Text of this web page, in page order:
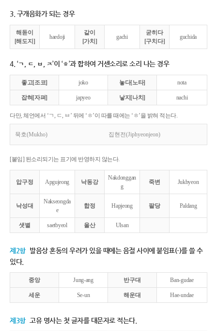
3. 구개음화가 되는 경우
해돋이
[해도지]
haedoji
같이
[가치]
gachi
굳히다
[구치다]
guchida
4. ‘ㄱ, ㄷ, ㅂ, ㅈ’이 ‘ㅎ’과 합하여 거센소리로 소리 나는 경우
좋고[조코] joko 놓다[노타] nota
잡혀[자펴] japyeo 낳지[나치] nachi
다만, 체언에서 ‘ㄱ, ㄷ, ㅂ’ 뒤에 ‘ㅎ’이 따를 때에는 ‘ㅎ’을 밝혀 적는다.
묵호(Mukho) 집현전(Jiphyeonjeon)
[붙임] 된소리되기는 표기에 반영하지 않는다.
압구정 Apgujeong 낙동강
Nakdonggan
g
죽변 Jukbyeon
낙성대
Nakseongda
e
합정 Hapjeong 팔당 Paldang
샛별 saetbyeol 울산 Ulsan
제2항 발음상 혼동의 우려가 있을 때에는 음절 사이에 붙임표(-)를 쓸 수
있다.
중앙 Jung-ang 반구대 Ban-gudae
세운 Se-un 해운대 Hae-undae
제3항 고유 명사는 첫 글자를 대문자로 적는다.